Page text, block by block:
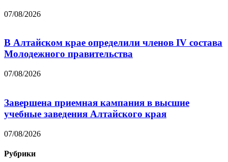
07/08/2026
В Алтайском крае определили членов IV состава
Молодежного правительства
07/08/2026
Завершена приемная кампания в высшие
учебные заведения Алтайского края
07/08/2026
Рубрики